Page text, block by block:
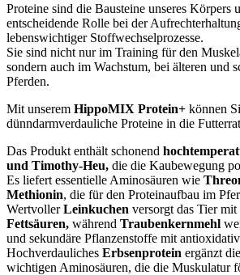
Proteine sind die Bausteine unseres Körpers
entscheidende Rolle bei der
lebenswichtiger Stoffwechselprozesse.
Sie sind nicht nur im Training für den
sondern auch im Wachstum, bei älteren und
Pferden.
Mit unserem HippoMIX Protein+ können
dünndarmverdauliche Proteine in die
Das Produkt enthält schonend
und Timothy-Heu, die die Kaubewegung
Es liefert essentielle Aminosäuren wie
Methionin, die für den Proteinaufbau im
WertvollerLeinkuchen versorgt das Tier
Fettsäuren, während Traubenkernmehl
und sekundäre Pflanzenstoffe mit
Hochverdauliches Erbsenprotein ergänzt
wichtigen Aminosäuren, die die Muskulatur